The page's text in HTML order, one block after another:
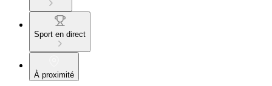
Sport en direct
À proximité